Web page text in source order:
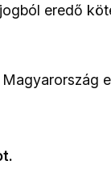
eredő